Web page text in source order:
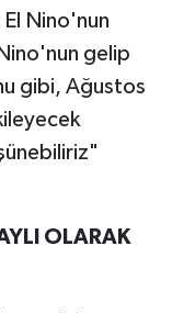
El Nino'nun
gelip
gibi, Ağustos
OLARAK